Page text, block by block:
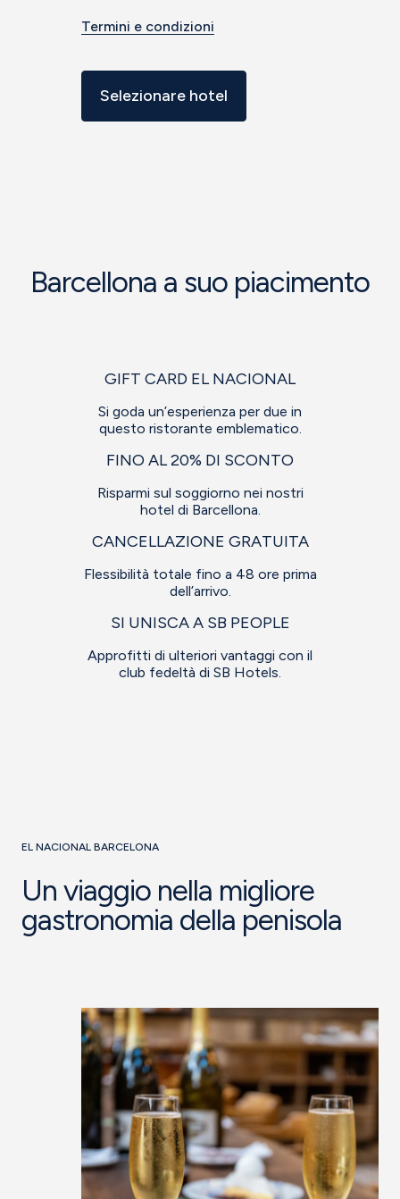
Termini e condizioni
Selezionare hotel
Barcellona a suo piacimento
GIFT CARD EL NACIONAL
Si goda un’esperienza per due in
questo ristorante emblematico.
FINO AL 20% DI SCONTO
Risparmi sul soggiorno nei nostri
hotel di Barcellona.
CANCELLAZIONE GRATUITA
Flessibilità totale fino a 48 ore prima
dell’arrivo.
SI UNISCA A SB PEOPLE
Approfitti di ulteriori vantaggi con il
club fedeltà di SB Hotels.
EL NACIONAL BARCELONA
Un viaggio nella migliore
gastronomia della penisola